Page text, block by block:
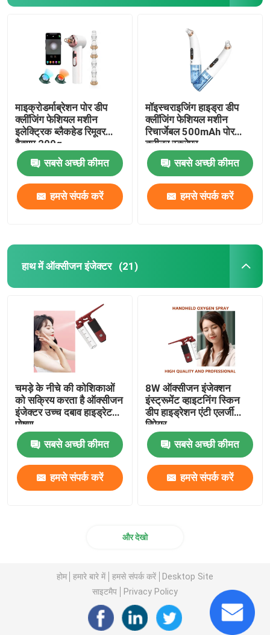
माइक्रोडर्माब्रेशन पोर डीप
क्लींजिंग फेशियल मशीन
इलेक्ट्रिक ब्लैकहेड रिमूवर
वैक्यूम 200g
सबसे अच्छी कीमत
हमसे संपर्क करें
मॉइस्चराइजिंग हाइड्रा डीप
क्लींजिंग फेशियल मशीन
रिचार्जेबल 500mAh पोर
क्लीनर स्क्रेपर
सबसे अच्छी कीमत
हमसे संपर्क करें
हाथ में ऑक्सीजन इंजेक्टर (21)
चमड़े के नीचे की कोशिकाओं
को सक्रिय करता है ऑक्सीजन
इंजेक्टर उच्च दबाव हाइड्रेट
पोषण
सबसे अच्छी कीमत
हमसे संपर्क करें
8W ऑक्सीजन इंजेक्शन
इंस्ट्रूमेंट व्हाइटनिंग स्किन
डीप हाइड्रेशन एंटी एलर्जी
रिपेयर
सबसे अच्छी कीमत
हमसे संपर्क करें
और देखो
होम हमारे बारे में हमसे संपर्क करें
Desktop Site
साइटमैप
Privacy Policy